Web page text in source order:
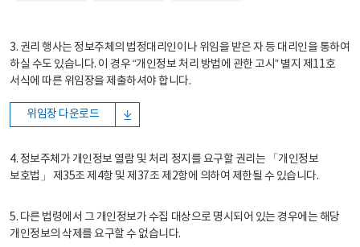
3. 권리 행사는 정보주체의 법정대리인이나 위임을 받은 자 등 대리인을 통하여
하실 수도 있습니다. 이 경우 “개인정보 처리 방법에 관한 고시” 별지 제11호
서식에 따른 위임장을 제출하셔야 합니다.
위임장 다운로드
4. 정보주체가 개인정보 열람 및 처리 정지를 요구할 권리는 「개인정보
보호법」 제35조 제4항 및 제37조 제2항에 의하여 제한될 수 있습니다.
5. 다른 법령에서 그 개인정보가 수집 대상으로 명시되어 있는 경우에는 해당
개인정보의 삭제를 요구할 수 없습니다.